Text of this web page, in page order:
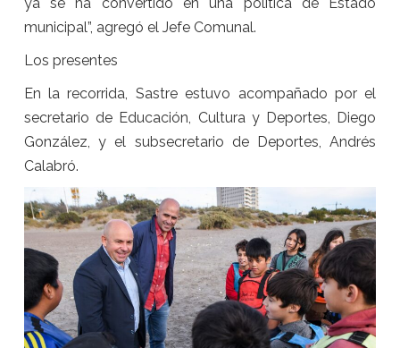
ya se ha convertido en una política de Estado
municipal”, agregó el Jefe Comunal.
Los presentes
En la recorrida, Sastre estuvo acompañado por el
secretario de Educación, Cultura y Deportes, Diego
González, y el subsecretario de Deportes, Andrés
Calabró.